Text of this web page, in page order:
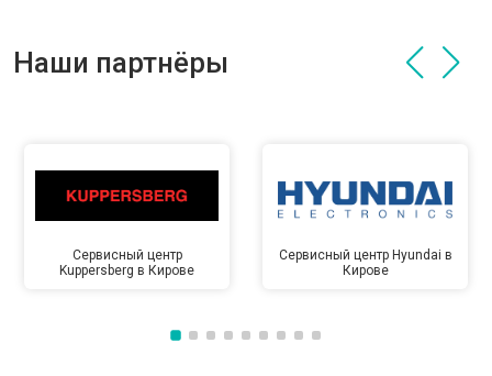
Наши партнёры
Сервисный центр
Kuppersberg в Кирове
Сервисный центр Hyundai в
Кирове